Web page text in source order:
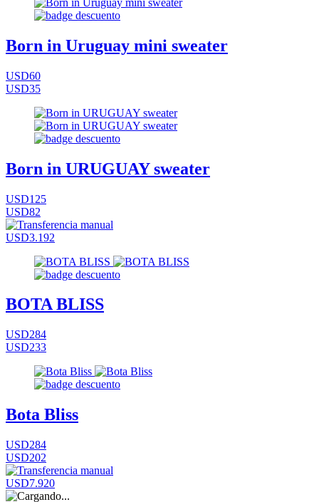
Born in Uruguay mini sweater
USD60
USD35
Born in URUGUAY sweater
USD125
USD82
USD3.192
BOTA BLISS
USD284
USD233
Bota Bliss
USD284
USD202
USD7.920